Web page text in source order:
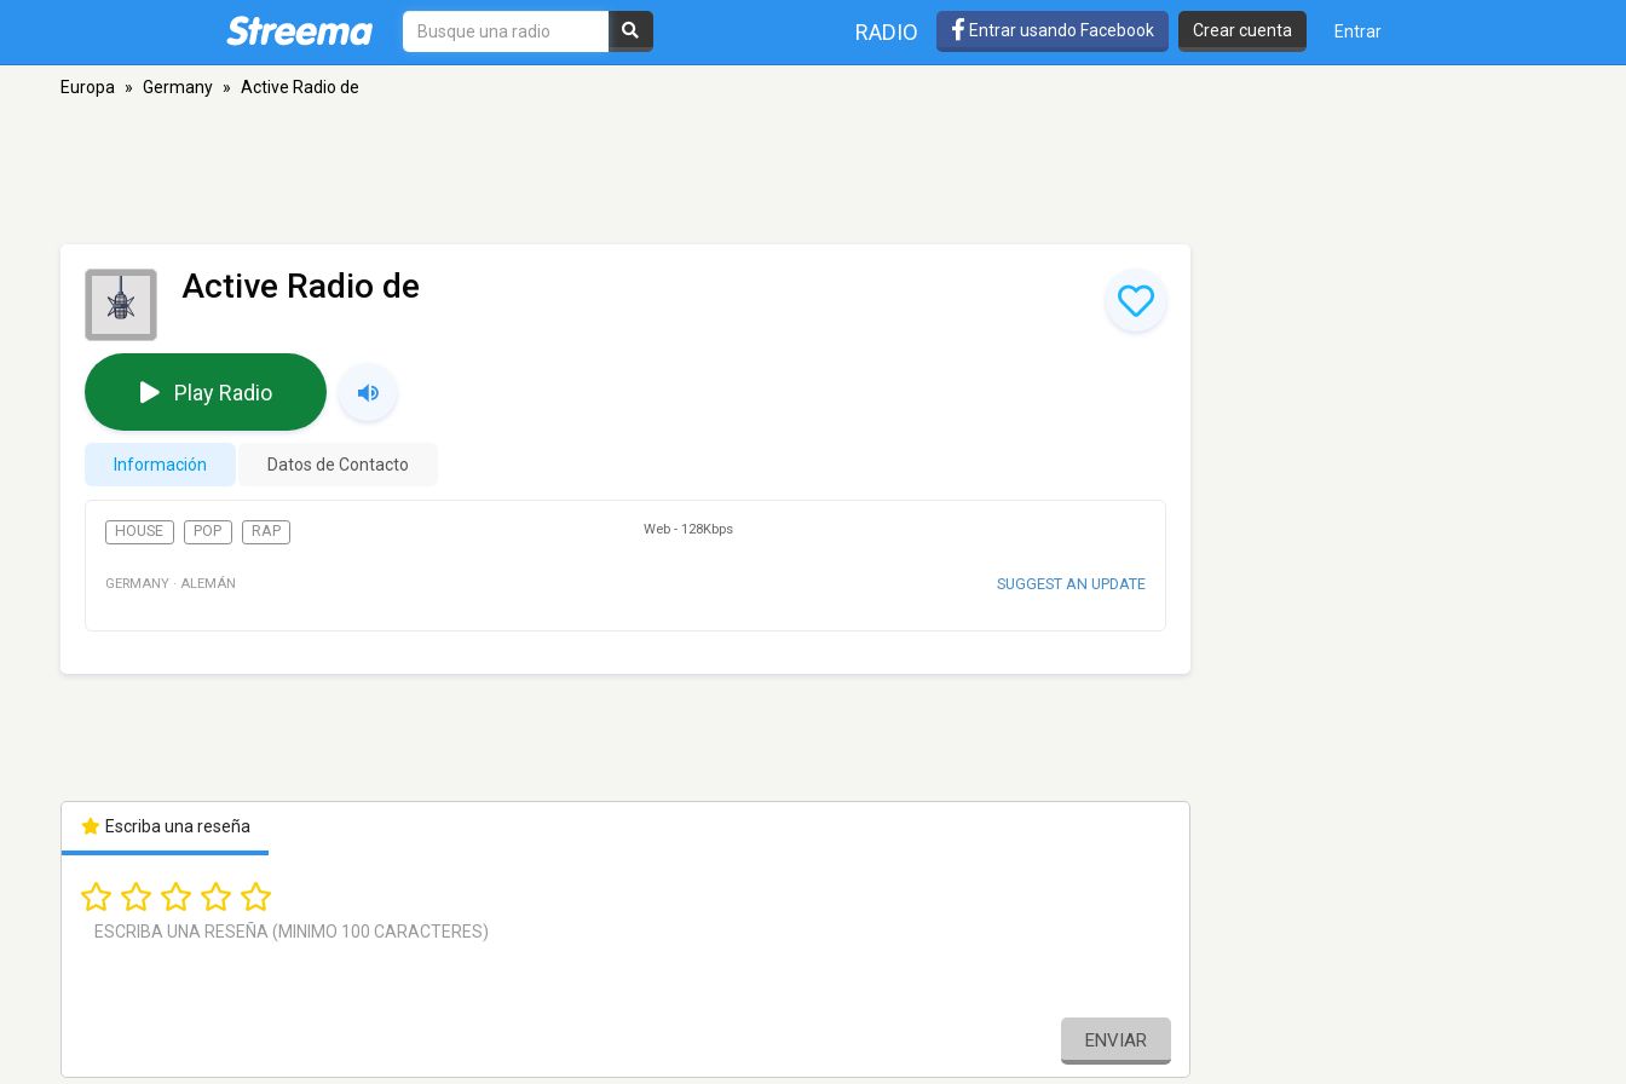
RADIO Entrar usando Facebook Crear cuenta Entrar
Europa » Germany » Active Radio de
Active Radio de
Play Radio
Información Datos de Contacto
HOUSE POP RAP Web - 128Kbps
GERMANY · ALEMÁN SUGGEST AN UPDATE
Escriba una reseña
ENVIAR